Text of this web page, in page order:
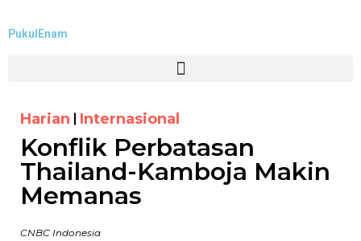
PukulEnam
Harian Internasional
Konflik Perbatasan
Thailand-Kamboja Makin
Memanas
CNBC Indonesia